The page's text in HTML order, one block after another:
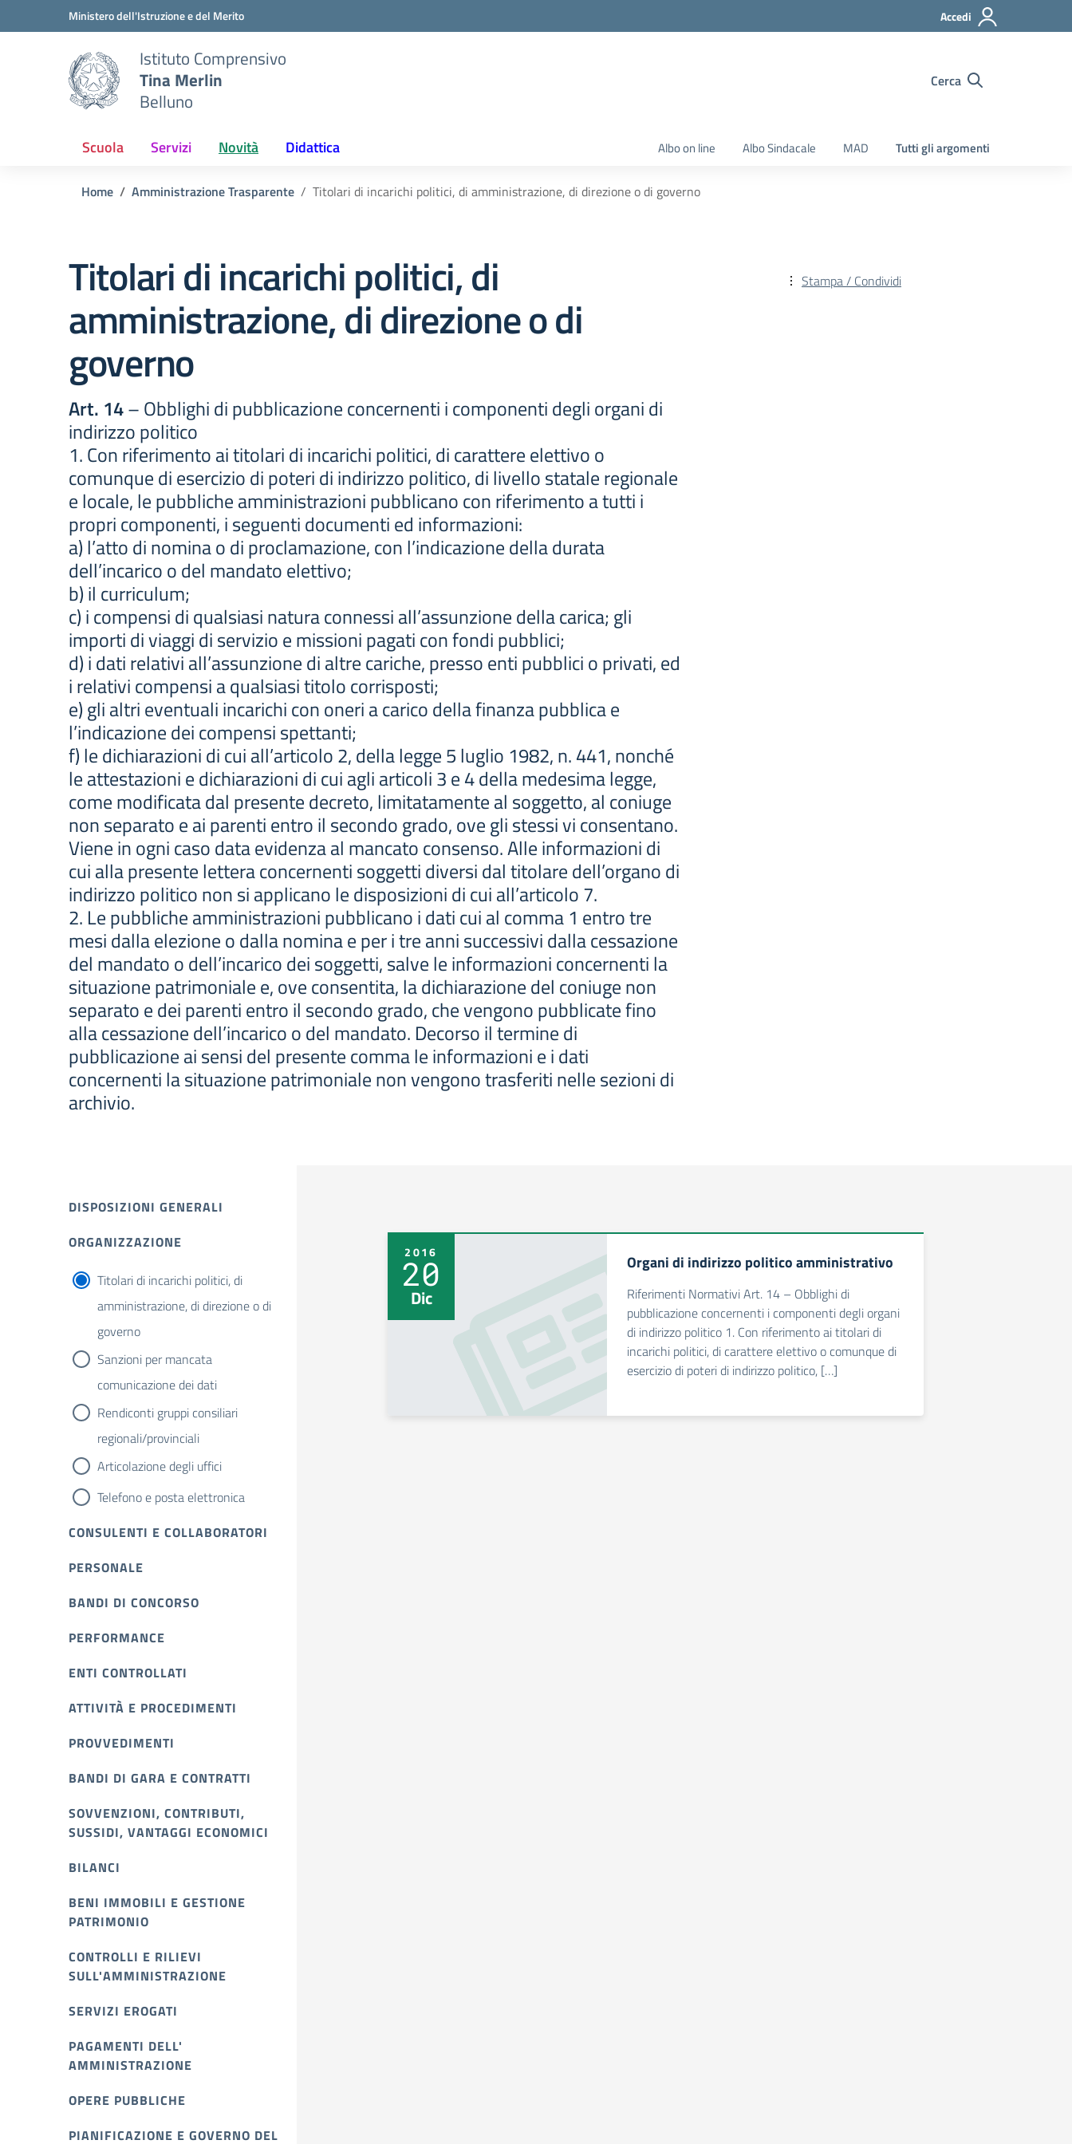
Vai ai contenuti
Vai al menu di navigazioneMinistero dell'Istruzione e del Merito Accedi
Istituto Comprensivo
Tina Merlin
Belluno
Cerca
Scuola Servizi Novità Didattica Albo on line Albo Sindacale MAD Tutti gli argomenti
Home Amministrazione Trasparente Titolari di incarichi politici, di amministrazione, di direzione o di governo
Titolari di incarichi politici, di
amministrazione, di direzione o di
governo
Art. 14– Obblighi di pubblicazione concernenti i componenti degli organi di
indirizzo politico
1. Con riferimento ai titolari di incarichi politici, di carattere elettivo o
comunque di esercizio di poteri di indirizzo politico, di livello statale regionale
e locale, le pubbliche amministrazioni pubblicano con riferimento a tutti i
propri componenti, i seguenti documenti ed informazioni:
a) l’atto di nomina o di proclamazione, con l’indicazione della durata
dell’incarico o del mandato elettivo;
b) il curriculum;
c) i compensi di qualsiasi natura connessi all’assunzione della carica; gli
importi di viaggi di servizio e missioni pagati con fondi pubblici;
d) i dati relativi all’assunzione di altre cariche, presso enti pubblici o privati, ed
i relativi compensi a qualsiasi titolo corrisposti;
e) gli altri eventuali incarichi con oneri a carico della finanza pubblica e
l’indicazione dei compensi spettanti;
f) le dichiarazioni di cui all’articolo 2, della legge 5 luglio 1982, n. 441, nonché
le attestazioni e dichiarazioni di cui agli articoli 3 e 4 della medesima legge,
come modificata dal presente decreto, limitatamente al soggetto, al coniuge
non separato e ai parenti entro il secondo grado, ove gli stessi vi consentano.
Viene in ogni caso data evidenza al mancato consenso. Alle informazioni di
cui alla presente lettera concernenti soggetti diversi dal titolare dell’organo di
indirizzo politico non si applicano le disposizioni di cui all’articolo 7.
2. Le pubbliche amministrazioni pubblicano i dati cui al comma 1 entro tre
mesi dalla elezione o dalla nomina e per i tre anni successivi dalla cessazione
del mandato o dell’incarico dei soggetti, salve le informazioni concernenti la
situazione patrimoniale e, ove consentita, la dichiarazione del coniuge non
separato e dei parenti entro il secondo grado, che vengono pubblicate fino
alla cessazione dell’incarico o del mandato. Decorso il termine di
pubblicazione ai sensi del presente comma le informazioni e i dati
concernenti la situazione patrimoniale non vengono trasferiti nelle sezioni di
archivio.
Stampa / Condividi
DISPOSIZIONI GENERALI
ORGANIZZAZIONE
Titolari di incarichi politici, di
amministrazione, di direzione o di
governo
Sanzioni per mancata
comunicazione dei dati
Rendiconti gruppi consiliari
regionali/provinciali
Articolazione degli uffici
Telefono e posta elettronica
CONSULENTI E COLLABORATORI
PERSONALE
BANDI DI CONCORSO
PERFORMANCE
ENTI CONTROLLATI
ATTIVITÀ E PROCEDIMENTI
PROVVEDIMENTI
BANDI DI GARA E CONTRATTI
SOVVENZIONI, CONTRIBUTI,
SUSSIDI, VANTAGGI ECONOMICI
BILANCI
BENI IMMOBILI E GESTIONE
PATRIMONIO
CONTROLLI E RILIEVI
SULL'AMMINISTRAZIONE
SERVIZI EROGATI
PAGAMENTI DELL'
AMMINISTRAZIONE
OPERE PUBBLICHE
PIANIFICAZIONE E GOVERNO DEL
2016
20
Dic
Organi di indirizzo politico amministrativo
Riferimenti Normativi Art. 14 – Obblighi di
pubblicazione concernenti i componenti degli organi
di indirizzo politico 1. Con riferimento ai titolari di
incarichi politici, di carattere elettivo o comunque di
esercizio di poteri di indirizzo politico, […]